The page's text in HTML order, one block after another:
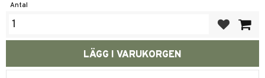
Antal